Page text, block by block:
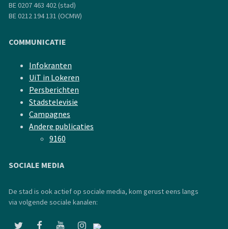
BE 0207 463 402 (stad)
BE 0212 194 131 (OCMW)
COMMUNICATIE
Infokranten
UiT in Lokeren
Persberichten
Stadstelevisie
Campagnes
Andere publicaties
9160
SOCIALE MEDIA
De stad is ook actief op sociale media, kom gerust eens langs
via volgende sociale kanalen: